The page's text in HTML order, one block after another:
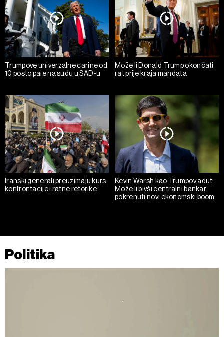
Trumpove univerzalne carine od
10 posto pale na sudu u SAD-u
Može li Donald Trump okončati
rat prije kraja mandata
Iranski generali preuzimaju kurs
konfrontacije i ratne retorike
Kevin Warsh kao Trumpov adut:
Može li bivši centralni bankar
pokrenuti novi ekonomski boom
Politika